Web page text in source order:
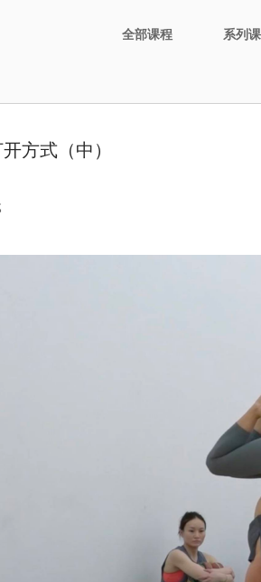
全部课程 系列课
方式（中）